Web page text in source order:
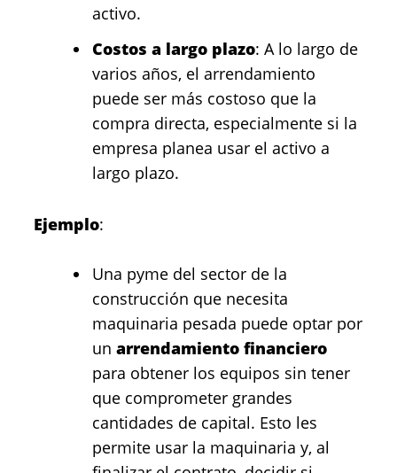
activo.
Costos a largo plazo: A lo largo de
varios años, el arrendamiento
puede ser más costoso que la
compra directa, especialmente si la
empresa planea usar el activo a
largo plazo.
Ejemplo:
Una pyme del sector de la
construcción que necesita
maquinaria pesada puede optar por
un arrendamiento financiero
para obtener los equipos sin tener
que comprometer grandes
cantidades de capital. Esto les
permite usar la maquinaria y, al